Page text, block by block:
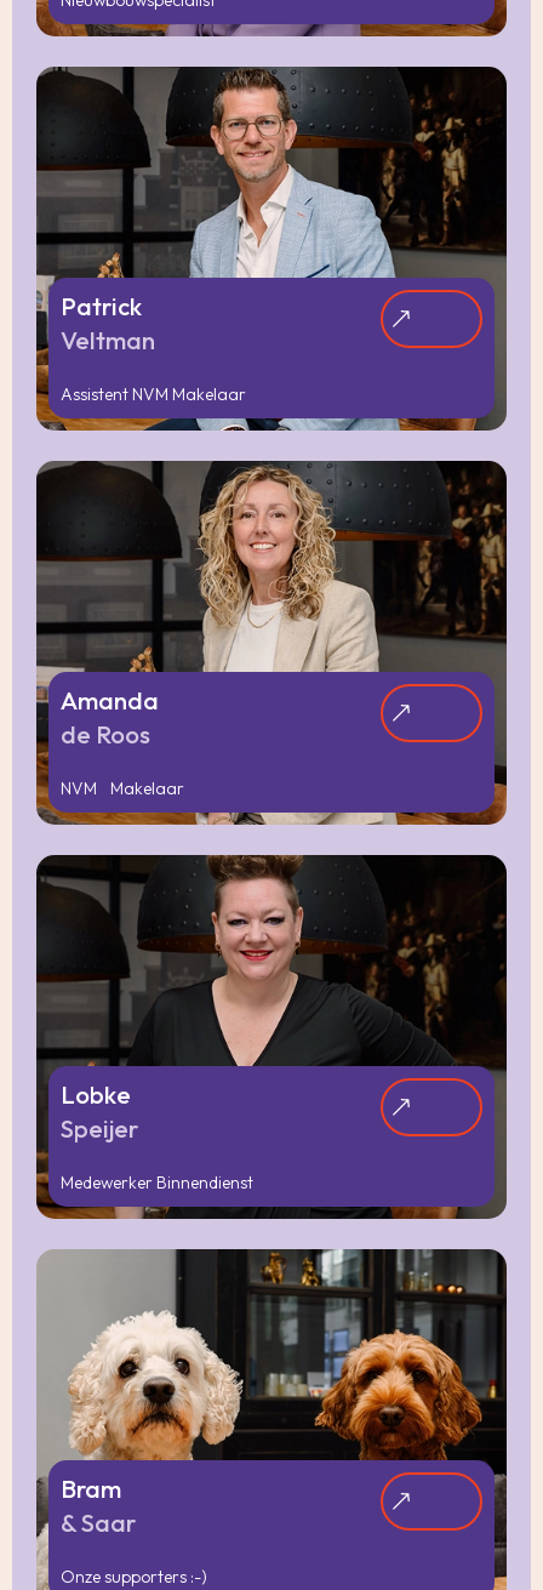
Patrick
Veltman
Assistent NVM Makelaar
Amanda
de Roos
NVM Makelaar
Lobke
Speijer
Medewerker Binnendienst
Bram
& Saar
Onze supporters :-)